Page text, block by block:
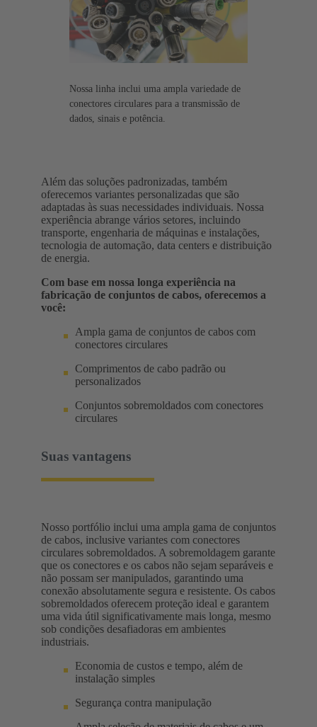
Nossa linha inclui uma ampla variedade de
conectores circulares para a transmissão de
dados, sinais e potência.
Além das soluções padronizadas, também
oferecemos variantes personalizadas que são
adaptadas às suas necessidades individuais. Nossa
experiência abrange vários setores, incluindo
transporte, engenharia de máquinas e instalações,
tecnologia de automação, data centers e distribuição
de energia.
Com base em nossa longa experiência na
fabricação de conjuntos de cabos, oferecemos a
você:
Ampla gama de conjuntos de cabos com
conectores circulares
Comprimentos de cabo padrão ou
personalizados
Conjuntos sobremoldados com conectores
circulares
Suas vantagens
Nosso portfólio inclui uma ampla gama de conjuntos
de cabos, inclusive variantes com conectores
circulares sobremoldados. A sobremoldagem garante
que os conectores e os cabos não sejam separáveis e
não possam ser manipulados, garantindo uma
conexão absolutamente segura e resistente. Os cabos
sobremoldados oferecem proteção ideal e garantem
uma vida útil significativamente mais longa, mesmo
sob condições desafiadoras em ambientes
industriais.
Economia de custos e tempo, além de
instalação simples
Segurança contra manipulação